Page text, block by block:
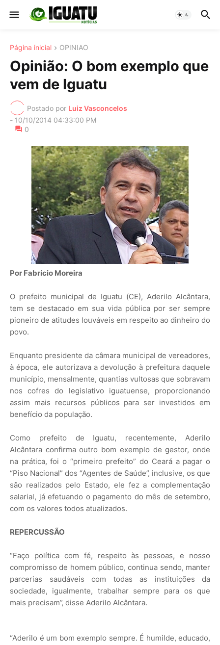
Página inicial OPINIAO
Opinião: O bom exemplo que
vem de Iguatu
Postado por Luiz Vasconcelos
- 10/10/2014 04:33:00 PM
0
Por Fabrício Moreira
O prefeito municipal de Iguatu (CE), Aderilo Alcântara,
tem se destacado em sua vida pública por ser sempre
pioneiro de atitudes louváveis em respeito ao dinheiro do
povo.
Enquanto presidente da câmara municipal de vereadores,
à época, ele autorizava a devolução à prefeitura daquele
município, mensalmente, quantias vultosas que sobravam
nos cofres do legislativo iguatuense, proporcionando
assim mais recursos públicos para ser investidos em
benefício da população.
Como prefeito de Iguatu, recentemente, Aderilo
Alcântara confirma outro bom exemplo de gestor, onde
na prática, foi o “primeiro prefeito” do Ceará a pagar o
“Piso Nacional” dos “Agentes de Saúde”, inclusive, os que
são realizados pelo Estado, ele fez a complementação
salarial, já efetuando o pagamento do mês de setembro,
com os valores todos atualizados.
REPERCUSSÃO
“Faço política com fé, respeito às pessoas, e nosso
compromisso de homem público, continua sendo, manter
parcerias saudáveis com todas as instituições da
sociedade, igualmente, trabalhar sempre para os que
mais precisam”, disse Aderilo Alcântara.
“Aderilo é um bom exemplo sempre. É humilde, educado,